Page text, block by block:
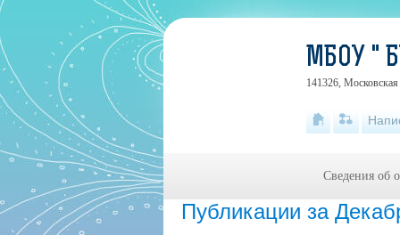
Публикации за
МБОУ "
141326,
Сведения об